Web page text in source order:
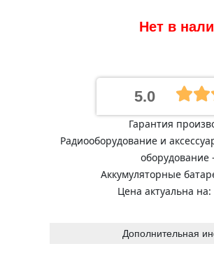
Нет в
5.0
Гарантия
Радиооборудование и
оборудование
Аккумуляторные
Цена актуальна
Дополнительная